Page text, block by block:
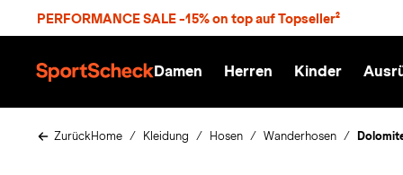
PERFORMANCE SALE -15% on top auf Topseller²
Damen Herren Kinder
ZurückHome Kleidung Hosen Wanderhosen